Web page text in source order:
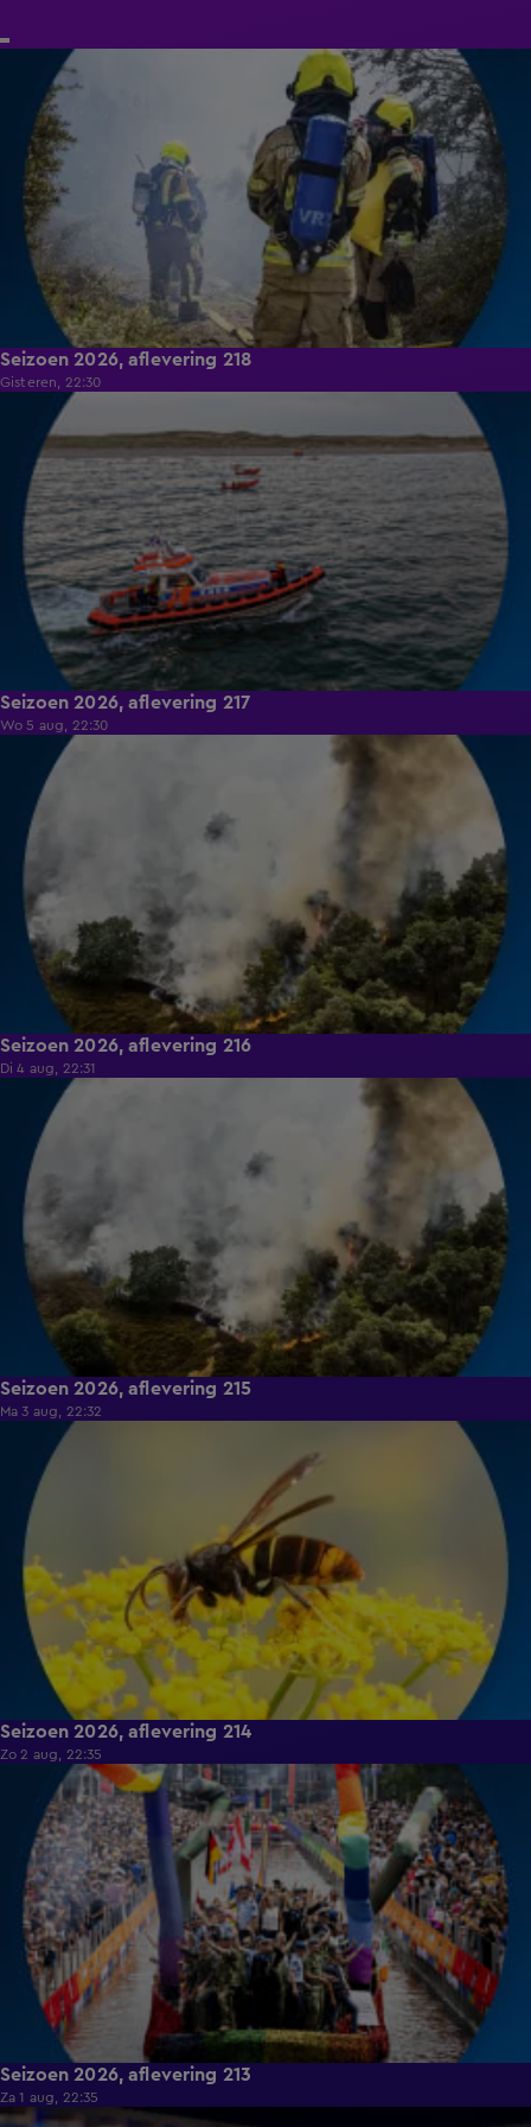
Seizoen 2026, aflevering 218
Gisteren, 22:30
Seizoen 2026, aflevering 217
Wo 5 aug, 22:30
Seizoen 2026, aflevering 216
Di 4 aug, 22:31
Seizoen 2026, aflevering 215
Ma 3 aug, 22:32
Seizoen 2026, aflevering 214
Zo 2 aug, 22:35
Seizoen 2026, aflevering 213
Za 1 aug, 22:35
18:45